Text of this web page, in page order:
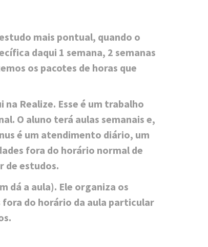
mais pontual, quando o
daqui 1 semana, 2 semanas
os pacotes de horas que
na Realize. Esse é um trabalho
O aluno terá aulas semanais e,
é um atendimento diário, um
fora do horário normal de
de estudos.
dá a aula). Ele organiza os
fora do horário da aula particular